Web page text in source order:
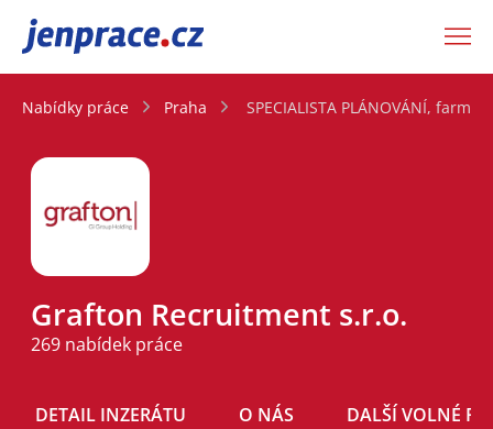
JenPráce.cz
Nabídky práce Praha SPECIALISTA PLÁNOVÁNÍ,
Grafton Recruitment s.r.o.
269 nabídek práce
DETAIL INZERÁTU O NÁS DALŠÍ VOLNÉ